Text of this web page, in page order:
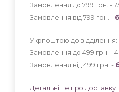
Замовлення до 799 грн. -
Замовлення від 799 грн. -
Укрпоштою до відділення:
Замовлення до 499 грн. -
Замовлення від 499 грн. -
Детальніше про доставку